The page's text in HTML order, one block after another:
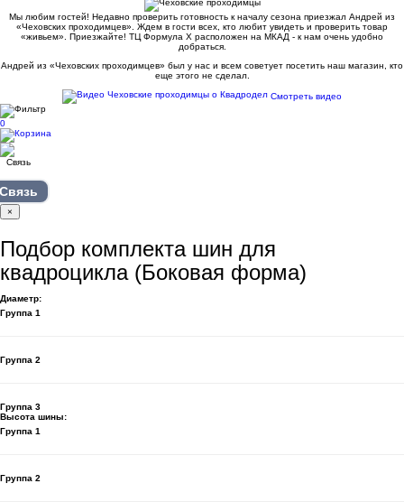
Мы любим гостей! Недавно проверить готовность к началу сезона приезжал Андрей из
«Чеховских проходимцев». Ждем в гости всех, кто любит увидеть и проверить товар
«живьем». Приезжайте! ТЦ Формула Х расположен на МКАД - к нам очень удобно
добраться.
Андрей из «Чеховских проходимцев» был у нас и всем советует посетить наш магазин, кто
еще этого не сделал.
Смотреть видео
0
×
Подбор комплекта шин для
квадроцикла (Боковая форма)
Диаметр:
Группа 1
Группа 2
Группа 3
Высота шины:
Группа 1
Группа 2